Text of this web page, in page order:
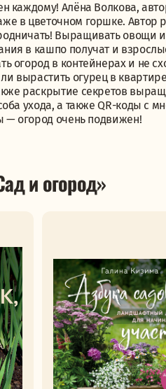
каждому! Алёна Волкова,
в цветочном горшке. Автор
Выращивать овощи
в кашпо получат и
огород в контейнерах и не
вырастить огурец в
раскрытие секретов
ухода, а также QR-коды с
— огород очень подвижен!
и огород»